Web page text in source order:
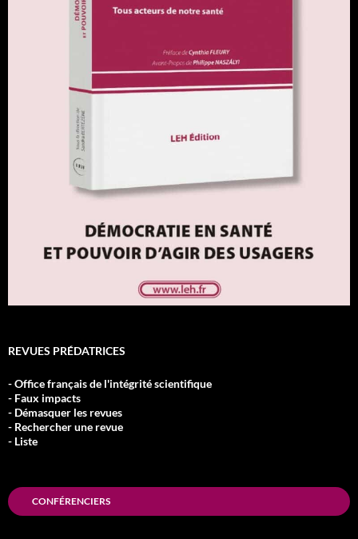
REVUES PRÉDATRICES
- Office français de l'intégrité scientifique
- Faux impacts
- Démasquer les revues
- Rechercher une revue
- Liste
CONFÉRENCIERS